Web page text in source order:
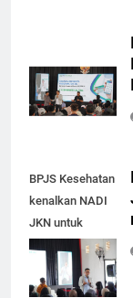
BPJS Kesehatan
kenalkan NADI
JKN untuk
mudahkan
peserta mandiri
bayar iuran